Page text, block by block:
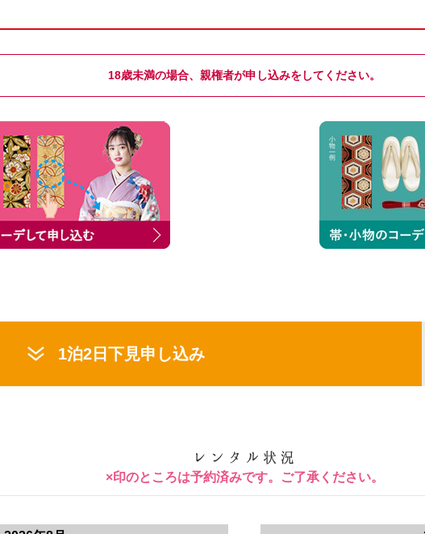
18歳未満の場合、親権者が申し込みをしてください。
1泊2日下見申し込み
×印のところは予約済みです。ご了承ください。